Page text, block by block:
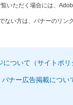
いただく場合には、
ない方は、バナーのリン
ついて（サイトポリ
バナー広告掲載につい